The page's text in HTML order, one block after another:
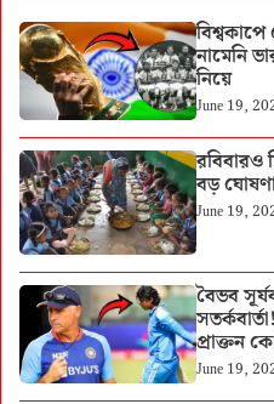
নামেনি
নিয়ে
June 19,
রবিবারও
বড়
June 19,
বৈভব
প্রাক্তন
June 19,